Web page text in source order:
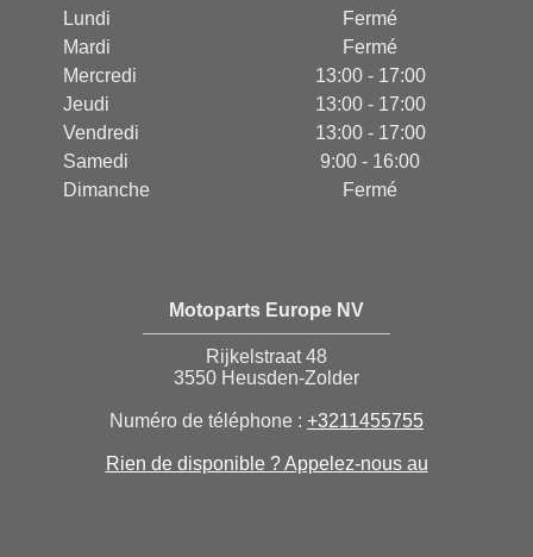
Lundi
Fermé
Mardi
Fermé
Mercredi
13:00 - 17:00
Jeudi
13:00 - 17:00
Vendredi
13:00 - 17:00
Samedi
9:00 - 16:00
Dimanche
Fermé
Motoparts Europe NV
Rijkelstraat 48
3550 Heusden-Zolder
Numéro de téléphone : +3211455755
Rien de disponible ? Appelez-nous au